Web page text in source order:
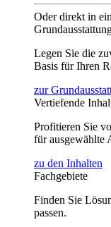
Oder direkt in
Legen Sie die
Basis für Ihren
zur
Vertiefende
Profitieren Sie
für ausgewählte
zu den Inhalten
Fachgebiete
Finden Sie
passen.